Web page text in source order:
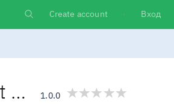
Log in
Create account Вход
Smart Online Broker 1.0.0